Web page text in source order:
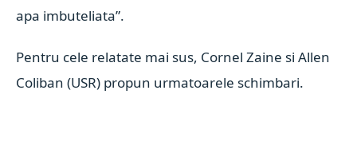
apa imbuteliata”.
Pentru cele relatate mai sus, Cornel Zaine si Allen
Coliban (USR) propun urmatoarele schimbari.